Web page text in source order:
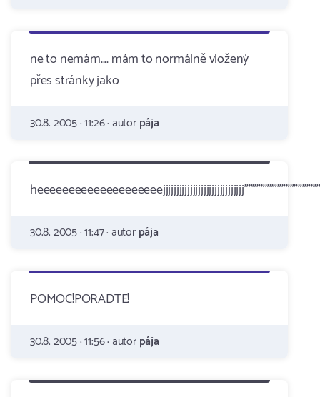
ne to nemám.... mám to normálně vložený
přes stránky jako
30.8. 2005 · 11:26 · autorpája
30.8. 2005 · 11:47 · autorpája
POMOC!PORADTE!
30.8. 2005 · 11:56 · autorpája